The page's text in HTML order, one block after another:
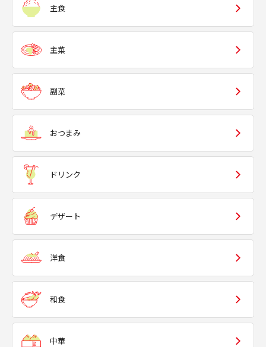
主食
主菜
副菜
おつまみ
ドリンク
デザート
洋食
和食
中華